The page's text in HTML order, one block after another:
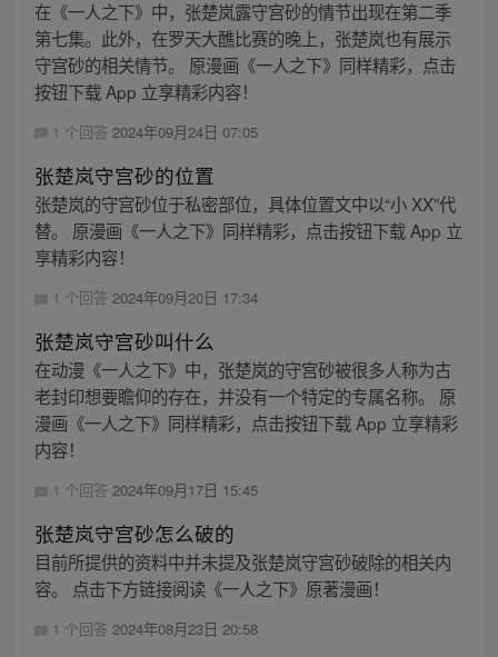
在《一人之下》中，张楚岚露守宫砂的情节出现在第二季
第七集。此外，在罗天大醮比赛的晚上，张楚岚也有展示
守宫砂的相关情节。 原漫画《一人之下》同样精彩，点击
按钮下载 App 立享精彩内容！
1 个回答 2024年09月24日 07:05
张楚岚守宫砂的位置
张楚岚的守宫砂位于私密部位，具体位置文中以“小 XX”代
替。 原漫画《一人之下》同样精彩，点击按钮下载 App 立
享精彩内容！
1 个回答 2024年09月20日 17:34
张楚岚守宫砂叫什么
在动漫《一人之下》中，张楚岚的守宫砂被很多人称为古
老封印想要瞻仰的存在，并没有一个特定的专属名称。 原
漫画《一人之下》同样精彩，点击按钮下载 App 立享精彩
内容！
1 个回答 2024年09月17日 15:45
张楚岚守宫砂怎么破的
目前所提供的资料中并未提及张楚岚守宫砂破除的相关内
容。 点击下方链接阅读《一人之下》原著漫画！
1 个回答 2024年08月23日 20:58